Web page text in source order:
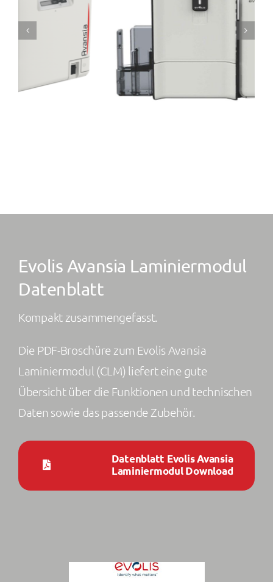
Evolis Avansia Laminiermodul
Die PDF-Broschüre zum Evolis Avansia
Laminiermodul (CLM) liefert eine gute
Übersicht über die Funktionen und technischen
Datenblatt Evolis Avansia
Laminiermodul Download